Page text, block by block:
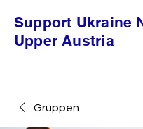
Support Ukraine
Upper Austria
Gruppen